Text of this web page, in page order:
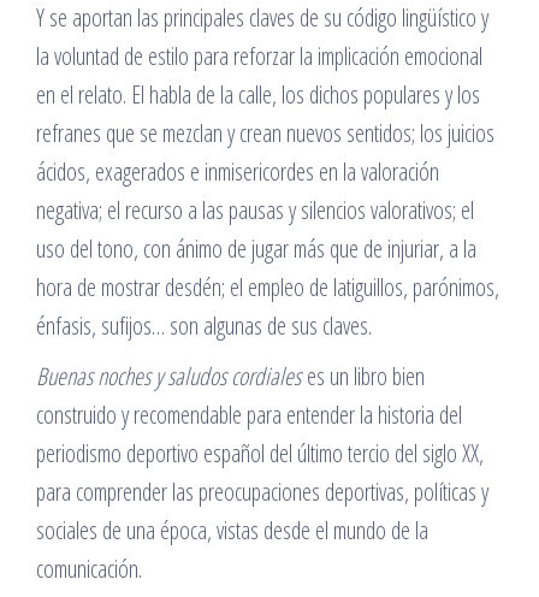
Y se aportan las principales claves de su código lingüístico y
la voluntad de estilo para reforzar la implicación emocional
en el relato. El habla de la calle, los dichos populares y los
refranes que se mezclan y crean nuevos sentidos; los juicios
ácidos, exagerados e inmisericordes en la valoración
negativa; el recurso a las pausas y silencios valorativos; el
uso del tono, con ánimo de jugar más que de injuriar, a la
hora de mostrar desdén; el empleo de latiguillos, parónimos,
énfasis, sufijos… son algunas de sus claves.
Buenas noches y saludos cordialeses un libro bien
construido y recomendable para entender la historia del
periodismo deportivo español del último tercio del siglo XX,
para comprender las preocupaciones deportivas, políticas y
sociales de una época, vistas desde el mundo de la
comunicación.